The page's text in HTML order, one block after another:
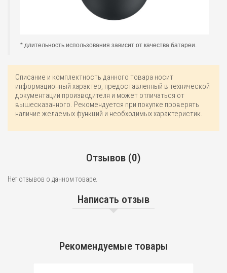
* длительность использования зависит от качества батареи.
Описание и комплектность данного товара носит
информационный характер, предоставленный в технической
документации производителя и может отличаться от
вышесказанного. Рекомендуется при покупке проверять
наличие желаемых функций и необходимых характеристик.
Отзывов (0)
Нет отзывов о данном товаре.
Написать отзыв
Рекомендуемые товары